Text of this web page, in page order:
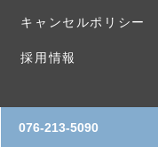
キャンセルポリシー
採用情報
076-213-5090